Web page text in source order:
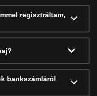
regisztráltam,
bankszámláról